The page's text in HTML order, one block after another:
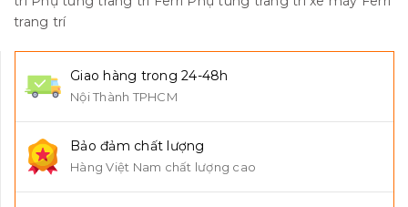
trang trí
Giao hàng trong 24-48h
Nội Thành TPHCM
Bảo đảm chất lượng
Hàng Việt Nam chất lượng cao